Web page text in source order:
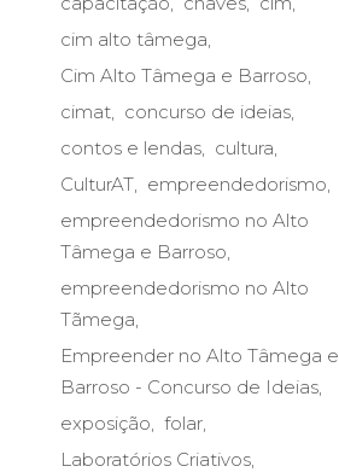
cim alto tâmega
Cim Alto Tâmega e Barroso
cimat
concurso de ideias
contos e lendas
cultura
CulturAT
empreendedorismo
empreendedorismo no Alto
Tâmega e Barroso
empreendedorismo no Alto
Tãmega
Empreender no Alto Tâmega e
Barroso - Concurso de Ideias
exposição
folar
Laboratórios Criativos